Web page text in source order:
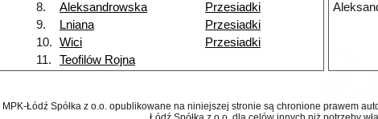
8. Aleksandrowska
Przesiadki
9. Lniana
Przesiadki
10. Wici
Przesiadki
11.
Teofilów Rojna
MPK-Łódź Spółka z o.o. opublikowane na niniejszej stronie są chronione prawem